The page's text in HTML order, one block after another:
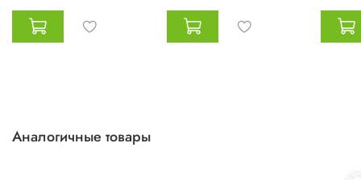
Аналогичные товары